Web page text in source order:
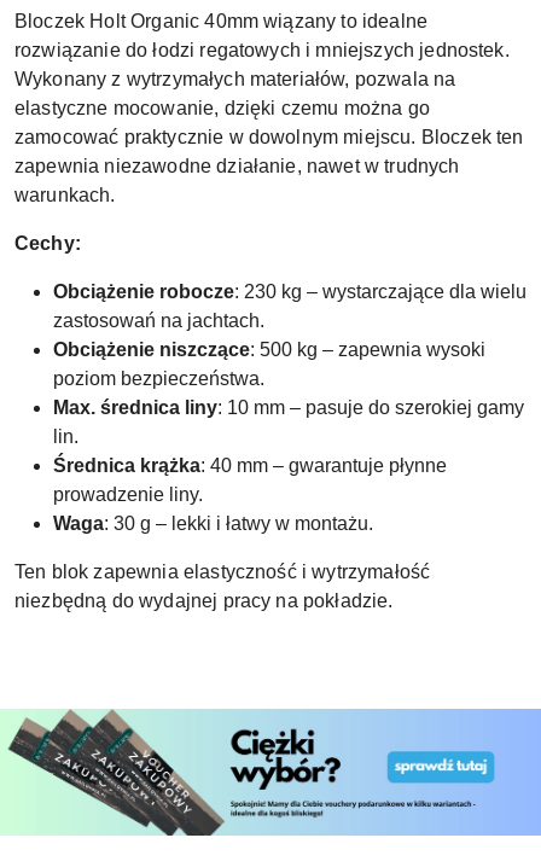
Bloczek Holt Organic 40mm wiązany to idealne
rozwiązanie do łodzi regatowych i mniejszych jednostek.
Wykonany z wytrzymałych materiałów, pozwala na
elastyczne mocowanie, dzięki czemu można go
zamocować praktycznie w dowolnym miejscu. Bloczek ten
zapewnia niezawodne działanie, nawet w trudnych
warunkach.
Cechy:
Obciążenie robocze: 230 kg – wystarczające dla wielu
zastosowań na jachtach.
Obciążenie niszczące: 500 kg – zapewnia wysoki
poziom bezpieczeństwa.
Max. średnica liny: 10 mm – pasuje do szerokiej gamy
lin.
Średnica krążka: 40 mm – gwarantuje płynne
prowadzenie liny.
Waga: 30 g – lekki i łatwy w montażu.
Ten blok zapewnia elastyczność i wytrzymałość
niezbędną do wydajnej pracy na pokładzie.